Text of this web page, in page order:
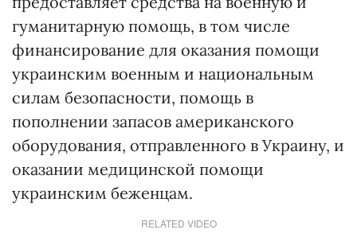
гуманитарную помощь, в том числе
финансирование для оказания помощи
украинским военным и национальным
силам безопасности, помощь в
пополнении запасов американского
оборудования, отправленного в Украину, и
оказании медицинской помощи
украинским беженцам.
RELATED VIDEO